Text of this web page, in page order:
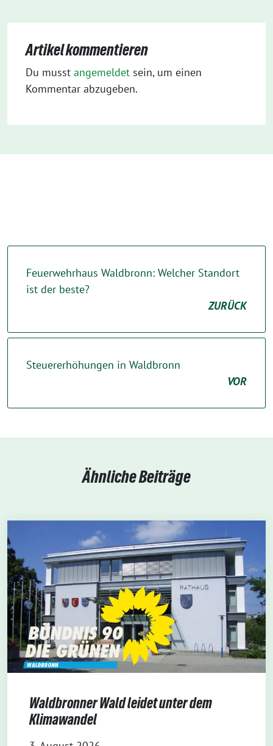
Artikel kommentieren
Du musst angemeldet sein, um einen
Kommentar abzugeben.
Feuerwehrhaus Waldbronn: Welcher Standort
ist der beste?
ZURÜCK
Steuererhöhungen in Waldbronn
VOR
Ähnliche Beiträge
Waldbronner Wald leidet unter dem
Klimawandel